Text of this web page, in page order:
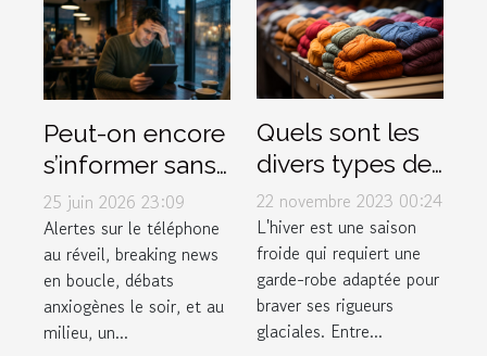
Peut-on encore
s’informer sans
stresser ?
Enquête sur le
lien actu-santé
25 juin 2026 23:09
Alertes sur le téléphone
au réveil, breaking news
en boucle, débats
anxiogènes le soir, et au
milieu, un...
Quels sont les
divers types de
vêtements pour
affronter
efficacement
l'hiver ?
22 novembre 2023 00:24
L'hiver est une saison
froide qui requiert une
garde-robe adaptée pour
braver ses rigueurs
glaciales. Entre...